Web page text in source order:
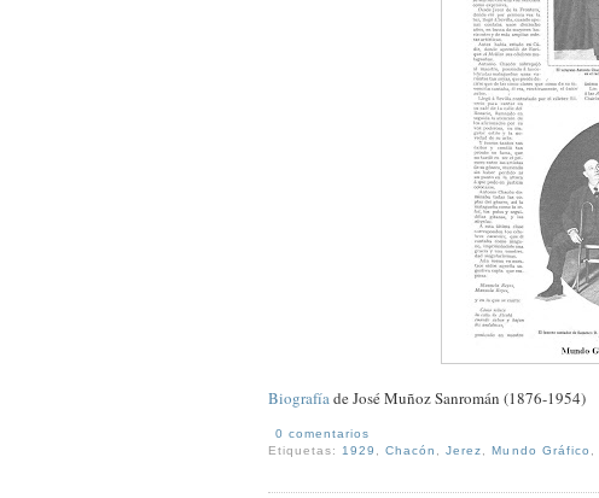
Biografíade José Muñoz Sanromán (1876-1954)
0 comentarios
Etiquetas: 1929 ,Chacón ,Jerez ,Mundo Gráfico